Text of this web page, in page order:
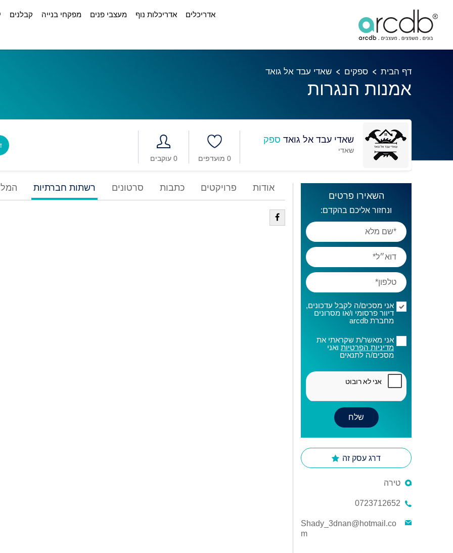
אדריכלים אדריכלות נוף מעצבי פנים מפקחי בנייה קבלנים
דף הבית ספקים שאדי עבד אל גואד
אמנות הנגרות
שאדי עבד אל גואד ספק
שאדי
0 עוקבים
0 מועדפים
השאירו פרטים
ונחזור אליכם בהקדם:
אני מסכים/ה לקבל עדכונים,
דיוור פרסומי ו/או מסרונים
מחברת arcdb
אני מאשר/ת שקראתי את
מדיניות הפרטיות ואני
מסכים/ה לתנאים
דרג עסק זה
טירה
0723712652
Shady_3dnan@hotmail.co
m
אודות פרויקטים כתבות סרטונים רשתות חברתיות